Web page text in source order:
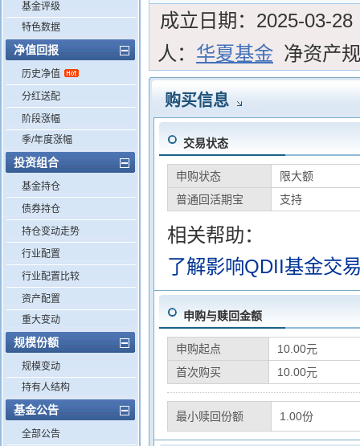
基金评级
特色数据
净值回报
历史净值
分红送配
阶段涨幅
季/年度涨幅
投资组合
基金持仓
债券持仓
持仓变动走势
行业配置
行业配置比较
资产配置
重大变动
规模份额
规模变动
持有人结构
基金公告
全部公告
成立日期： 2025-03-28
人： 华夏基金 净资产
购买信息
交易状态
申购状态
限大额
普通回活期宝
支持
相关帮助：
了解影响QDII基金交
申购与赎回金额
申购起点
10.00元
首次购买
10.00元
最小赎回份额 1.00份